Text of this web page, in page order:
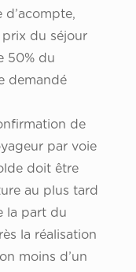
du séjour
50% du
demandé
de
par voie
doit être
au plus tard
la part du
la réalisation
moins d’un